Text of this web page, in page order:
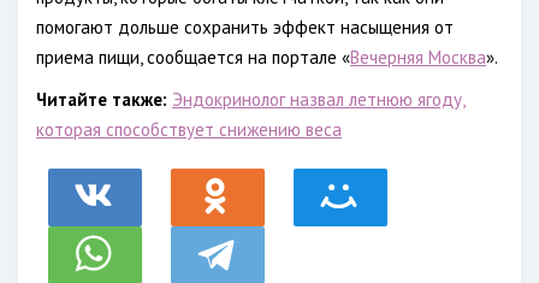
помогают дольше сохранить эффект насыщения от
приема пищи, сообщается на портале «Вечерняя Москва».
Читайте также: Эндокринолог назвал летнюю ягоду,
которая способствует снижению веса